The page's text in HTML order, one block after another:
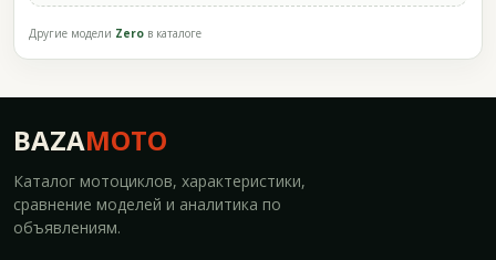
Другие модели Zero в каталоге
BAZAMOTO
Каталог мотоциклов, характеристики,
сравнение моделей и аналитика по
объявлениям.